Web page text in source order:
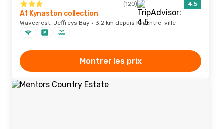
(120) 4,5
A1 Kynaston collection
Wavecrest, Jeffreys Bay · 3,2 km depuis le centre-ville
Montrer les prix